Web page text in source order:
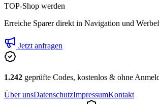
TOP-Shop werden
Erreiche Sparer direkt in Navigation und
Jetzt anfragen
1.242 geprüfte Codes, kostenlos & ohne
Über unsDatenschutzImpressumKontakt